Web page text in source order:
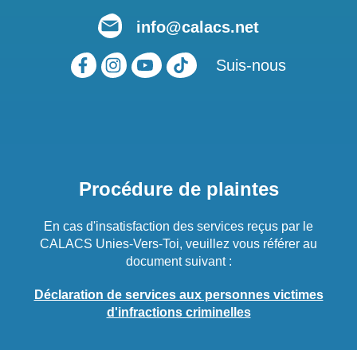
info@calacs.net
Suis-nous
Procédure de plaintes
En cas d'insatisfaction des services reçus par le
CALACS Unies-Vers-Toi, veuillez vous référer au
document suivant :
Déclaration de services aux personnes victimes
d'infractions criminelles